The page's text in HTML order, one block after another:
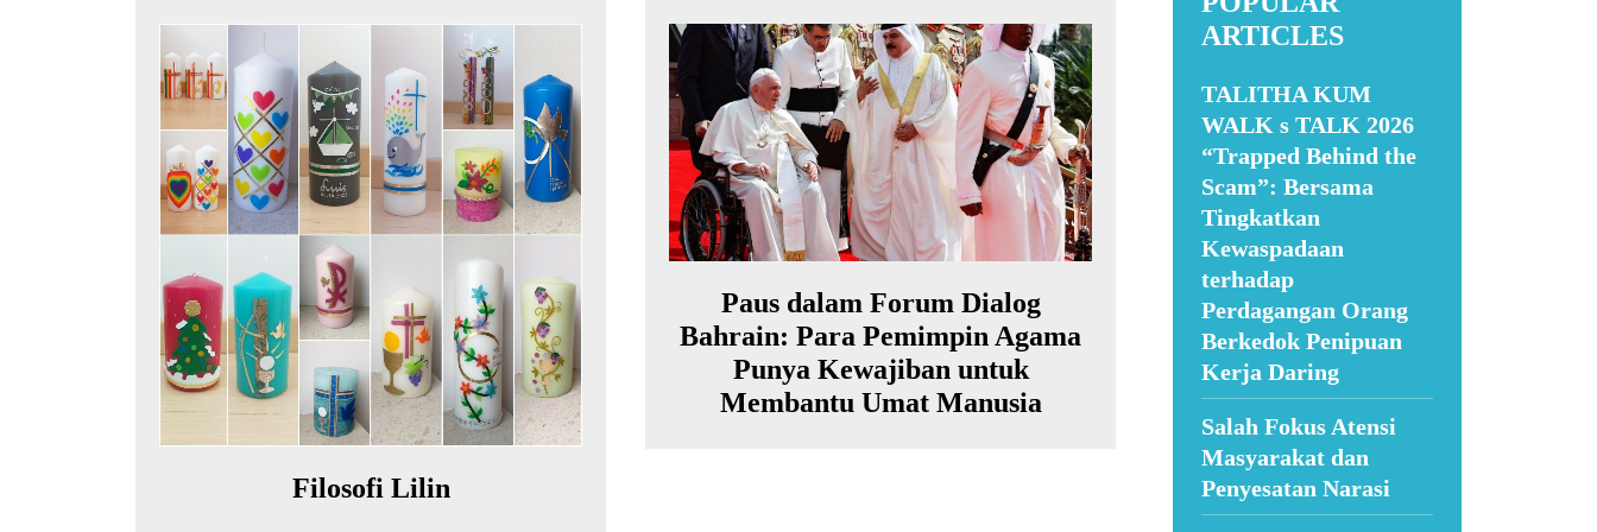
Filosofi Lilin
Paus dalam Forum Dialog
Bahrain: Para Pemimpin Agama
Punya Kewajiban untuk
Membantu Umat Manusia
ARTICLES
TALITHA KUM
WALK s TALK 2026
“Trapped Behind the
Scam”: Bersama
Tingkatkan
Kewaspadaan
terhadap
Perdagangan Orang
Berkedok Penipuan
Kerja Daring
Salah Fokus Atensi
Masyarakat dan
Penyesatan Narasi